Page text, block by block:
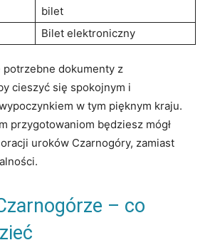
bilet
Bilet elektroniczny
potrzebne dokumenty z
cieszyć się spokojnym i
w⁤ tym pięknym⁤ kraju.
przygotowaniom będziesz mógł
uroków Czarnogóry, zamiast
– co